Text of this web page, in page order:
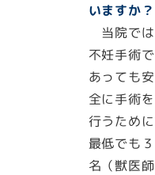
いますか？
当院では
不妊手術で
あっても安
全に手術を
行うために
最低でも３
名（獣医師